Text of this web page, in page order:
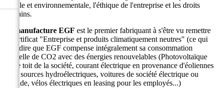
sociale et environnementale, l'éthique de l'entreprise et les droits
humains.
manufacture EGF est le premier fabriquant à s'être vu remettre
le certificat "Entreprise et produits climatiquement neutres" (ce qui
veut dire que EGF compense intégralement sa consommation
annuelle de CO2 avec des énergies renouvelables (Photovoltaïque
sur le toit de la société, courant électrique en provenance d'éoliennes
et de sources hydroélectriques, voitures de société électrique ou
hybride, vélos électriques en leasing pour les employés...)